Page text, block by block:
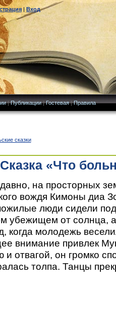
|Вход
|Публикации|Гостевая|Правила
сказки
Сказка «Что
на просторных
вождя Кимоны диа
люди сидели
убежищем от солнца,
когда молодежь
внимание привлек
и отвагой, он громко
толпа. Танцы